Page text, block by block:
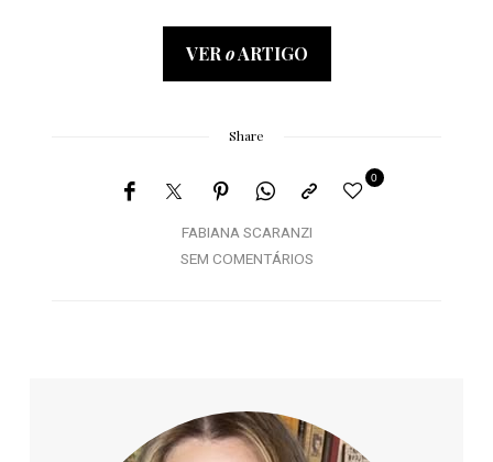
VERoARTIGO
Share
FABIANA SCARANZI
0
SEM COMENTÁRIOS